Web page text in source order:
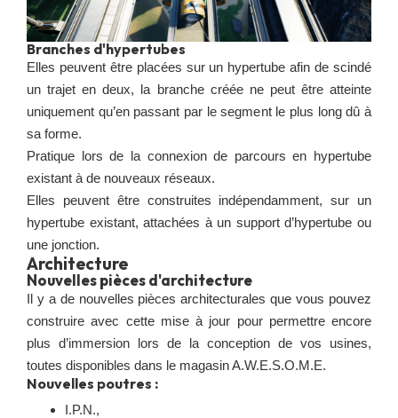
Branches d'hypertubes
Elles peuvent être placées sur un hypertube afin de scindé
un trajet en deux, la branche créée ne peut être atteinte
uniquement qu’en passant par le segment le plus long dû à
sa forme.
Pratique lors de la connexion de parcours en hypertube
existant à de nouveaux réseaux.
Elles peuvent être construites indépendamment, sur un
hypertube existant, attachées à un support d’hypertube ou
une jonction.
Architecture
Nouvelles pièces d'architecture
Il y a de nouvelles pièces architecturales que vous pouvez
construire avec cette mise à jour pour permettre encore
plus d’immersion lors de la conception de vos usines,
toutes disponibles dans le magasin A.W.E.S.O.M.E.
Nouvelles poutres :
I.P.N.,